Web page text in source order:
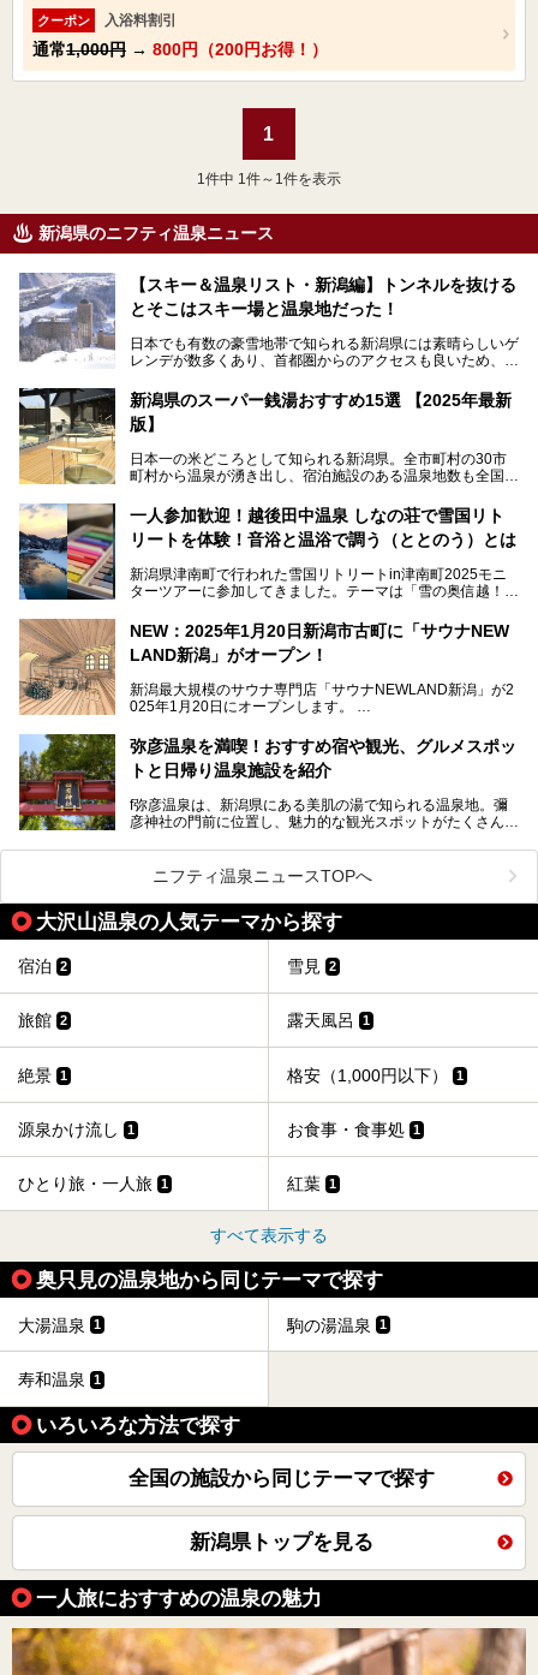
クーポン 入浴料割引
通常1,000円 → 800円（200円お得！）
1
1 件中 1件～1件を表示
新潟県のニフティ温泉ニュース
【スキー＆温泉リスト・新潟編】トンネルを抜ける
とそこはスキー場と温泉地だった！
日本でも有数の豪雪地帯で知られる新潟県には素晴らしいゲ
レンデが数多くあり、首都圏からのアクセスも良いため、関
た全域にわたって月岡、赤倉、松之山、燕、妙高、岩室など
など、古くは文豪にも愛された歴史ある老舗温泉地が多いこ
とで知られています。
めに訪れたい、新潟県内にあるスキー場そばの温泉地をまと
めました。
新潟県のスーパー銭湯おすすめ15選 【2025年最新
版】
日本一の米どころとして知られる新潟県。全市町村の30市
町村から温泉が湧き出し、宿泊施設のある温泉地数も全国有
温泉が利用ができる宿泊施設も多く、スーパー銭湯も多彩な
サービスを提供する施設がいろいろ。
観光やレジャーに温泉を組み合わせれば、旅はさらに充実し
します。
一人参加歓迎！越後田中温泉 しなの荘で雪国リト
リートを体験！音浴と温浴で調う（ととのう）とは
新潟県津南町で行われた雪国リトリートin津南町2025モニ
ターツアーに参加してきました。テーマは「雪の奥信越！音
温泉ライターとして「温浴」は頻繁に体験していますが、
「音浴」とは果たしてどんな体験なのでしょう？とても気に
なお、宿泊した温泉は日帰り入浴もできる秘湯「越後田中温
泉 しなの荘」です。こちらについても詳しく紹介します。
提供元：一般社団法人 雪国観光舎【PR】
す。
NEW：2025年1月20日新潟市古町に「サウナNEW
LAND新潟」がオープン！
新潟最大規模のサウナ専門店「サウナNEWLAND新潟」が2
025年1月20日にオープンします。
街に再び笑顔と賑わいを取り戻し、新たなランドマークとし
て地域活性化を目指します。
サウナ室のテーマは「海賊船」‥⁉ ユニークなサウナ室を
弥彦温泉を満喫！おすすめ宿や観光、グルメスポッ
トと日帰り温泉施設を紹介
f弥彦温泉は、新潟県にある美肌の湯で知られる温泉地。彌
彦神社の門前に位置し、魅力的な観光スポットがたくさんあ
この記事では、弥彦温泉の宿泊に最適なおすすめ宿や、日帰
り施設、グルメスポット、弥彦の自然を堪能できる観光スポ
ットをご紹介します。初めての弥彦温泉旅行を計画している
方に向けて、弥彦温泉の魅力を存分にお伝えしますので、ぜ
ひ参考にしてみてくださいね！
ニフティ温泉ニュースTOPへ
大沢山温泉の人気テーマから探す
宿泊 2 雪見 2
旅館 2 露天風呂 1
絶景 1 格安（1,000円以下） 1
源泉かけ流し 1 お食事・食事処 1
ひとり旅・一人旅 1 紅葉 1
すべて表示する
奥只見の温泉地から同じテーマで探す
大湯温泉 1 駒の湯温泉 1
寿和温泉 1
いろいろな方法で探す
全国の施設から同じテーマで探す
新潟県トップを見る
一人旅におすすめの温泉の魅力